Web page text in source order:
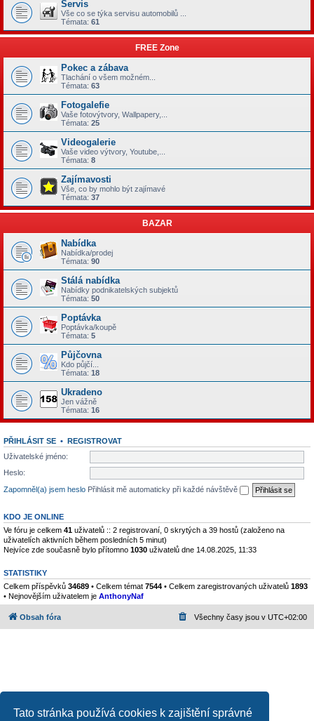
Tato stránka používá cookies k zajištění správné
Servis
Vše co se týka servisu automobilů ...
Témata: 61
FREE Zone
Pokec a zábava
Tlachání o všem možném...
Témata: 63
Fotogalefie
Vaše fotovýtvory, Wallpapery,...
Témata: 25
Videogalerie
Vaše video výtvory, Youtube,...
Témata: 8
Zajímavosti
Vše, co by mohlo být zajímavé
Témata: 37
BAZAR
Nabídka
Nabídka/prodej
Témata: 90
Stálá nabídka
Nabídky podnikatelských subjektů
Témata: 50
Poptávka
Poptávka/koupě
Témata: 5
Půjčovna
Kdo půjčí...
Témata: 18
Ukradeno
Jen vážně
Témata: 16
PŘIHLÁSIT SE • REGISTROVAT
Uživatelské jméno:
Heslo:
Zapomněl(a) jsem heslo Přihlásit mě automaticky při každé návštěvě
KDO JE ONLINE
Ve fóru je celkem 41 uživatelů :: 2 registrovaní, 0 skrytých a 39 hostů (založeno na
uživatelích aktivních během posledních 5 minut)
Nejvíce zde současně bylo přítomno 1030 uživatelů dne 14.08.2025, 11:33
STATISTIKY
Celkem příspěvků 34689 • Celkem témat 7544 • Celkem zaregistrovaných uživatelů 1893
• Nejnovějším uživatelem je AnthonyNaf
Obsah fóra Všechny časy jsou v UTC+02:00